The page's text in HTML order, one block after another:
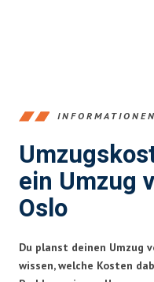
INFORMATIONEN
ein Umzug
Oslo
Du planst deinen Umzug
wissen, welche Kosten